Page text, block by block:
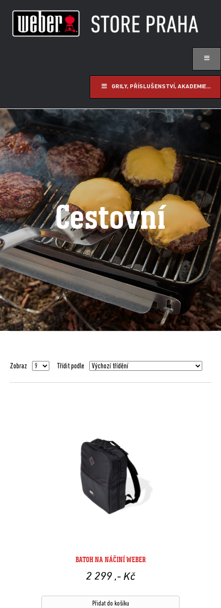
GRILY, PŘÍSLUŠENSTVÍ, AKADEMIE...
Cestovní
Zobraz Třídit podle
BATOH NA NÁČINÍ WEBER
2 299 ,- Kč
Přidat do košíku